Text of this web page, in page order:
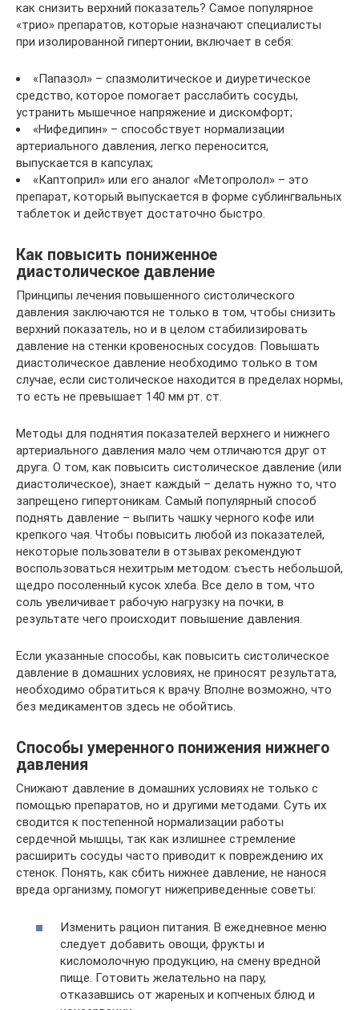
как снизить верхний показатель? Самое популярное
«трио» препаратов, которые назначают специалисты
при изолированной гипертонии, включает в себя:
«Папазол» – спазмолитическое и диуретическое
средство, которое помогает расслабить сосуды,
устранить мышечное напряжение и дискомфорт;
«Нифедипин» – способствует нормализации
артериального давления, легко переносится,
выпускается в капсулах;
«Каптоприл» или его аналог «Метопролол» – это
препарат, который выпускается в форме сублингвальных
таблеток и действует достаточно быстро.
Как повысить пониженное
диастолическое давление
Принципы лечения повышенного систолического
давления заключаются не только в том, чтобы снизить
верхний показатель, но и в целом стабилизировать
давление на стенки кровеносных сосудов. Повышать
диастолическое давление необходимо только в том
случае, если систолическое находится в пределах нормы,
то есть не превышает 140 мм рт. ст.
Методы для поднятия показателей верхнего и нижнего
артериального давления мало чем отличаются друг от
друга. О том, как повысить систолическое давление (или
диастолическое), знает каждый – делать нужно то, что
запрещено гипертоникам. Самый популярный способ
поднять давление – выпить чашку черного кофе или
крепкого чая. Чтобы повысить любой из показателей,
некоторые пользователи в отзывах рекомендуют
воспользоваться нехитрым методом: съесть небольшой,
щедро посоленный кусок хлеба. Все дело в том, что
соль увеличивает рабочую нагрузку на почки, в
результате чего происходит повышение давления.
Если указанные способы, как повысить систолическое
давление в домашних условиях, не приносят результата,
необходимо обратиться к врачу. Вполне возможно, что
без медикаментов здесь не обойтись.
Способы умеренного понижения нижнего
давления
Снижают давление в домашних условиях не только с
помощью препаратов, но и другими методами. Суть их
сводится к постепенной нормализации работы
сердечной мышцы, так как излишнее стремление
расширить сосуды часто приводит к повреждению их
стенок. Понять, как сбить нижнее давление, не нанося
вреда организму, помогут нижеприведенные советы:
Изменить рацион питания. В ежедневное меню
следует добавить овощи, фрукты и
кисломолочную продукцию, на смену вредной
пище. Готовить желательно на пару,
отказавшись от жареных и копченых блюд и